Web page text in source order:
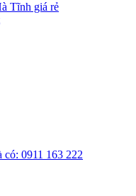
Tĩnh giá rẻ
0911 163 222